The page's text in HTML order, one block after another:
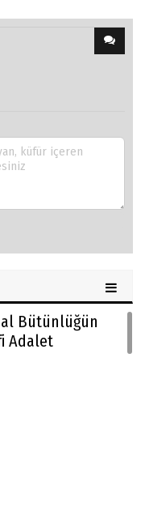
Bütünlüğün
Adalet